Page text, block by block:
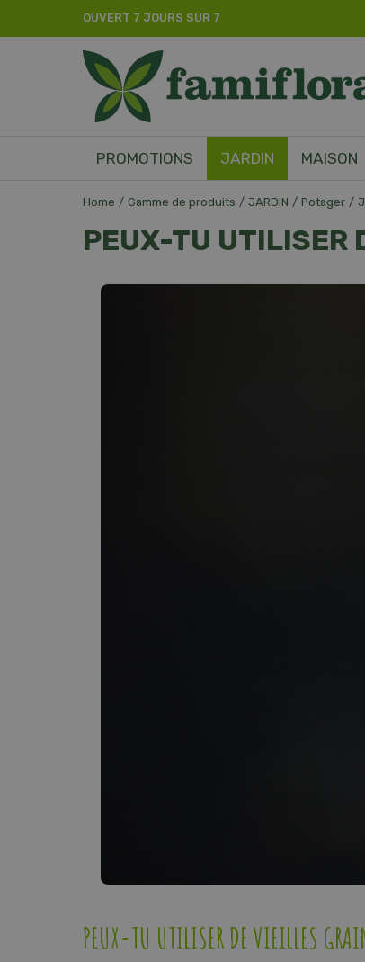
Home Gamme de produits JARDIN Potager
OUVERT 7 JOURS SUR 7
PROMOTIONS JARDIN MAISON
PEUX-TU UTILISER
PEUX-TU UTILISER DE VIEILLES